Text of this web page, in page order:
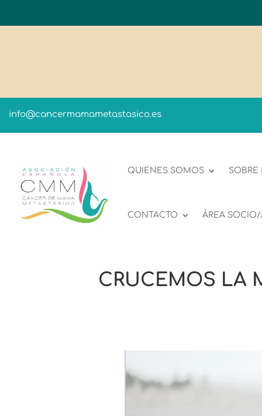
info@cancermamametastasico.es
QUIENES SOMOS SOBRE
CONTACTO ÁREA
CRUCEMOS LA